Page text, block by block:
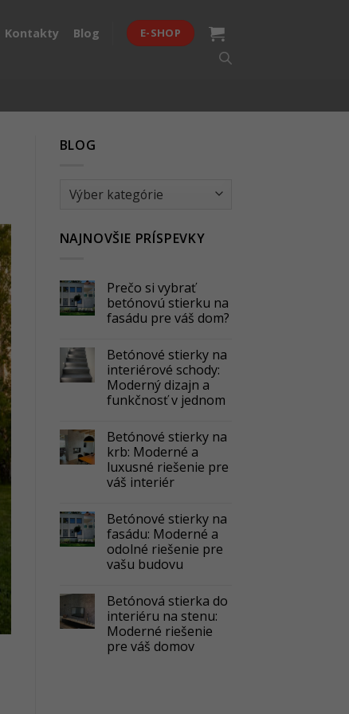
Kontakty Blog E-SHOP
BLOG
BLOG
NAJNOVŠIE PRÍSPEVKY
Prečo si vybrať
betónovú stierku na
fasádu pre váš dom?
Betónové stierky na
interiérové schody:
Moderný dizajn a
funkčnosť v jednom
Betónové stierky na
krb: Moderné a
luxusné riešenie pre
váš interiér
Betónové stierky na
fasádu: Moderné a
odolné riešenie pre
vašu budovu
Betónová stierka do
interiéru na stenu:
Moderné riešenie
pre váš domov